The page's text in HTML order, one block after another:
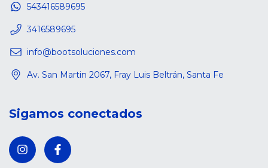
543416589695
3416589695
info@bootsoluciones.com
Av. San Martin 2067, Fray Luis Beltrán, Santa Fe
Sigamos conectados